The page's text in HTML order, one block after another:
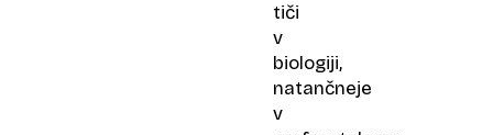
tiči
v
biologiji,
natančneje
v